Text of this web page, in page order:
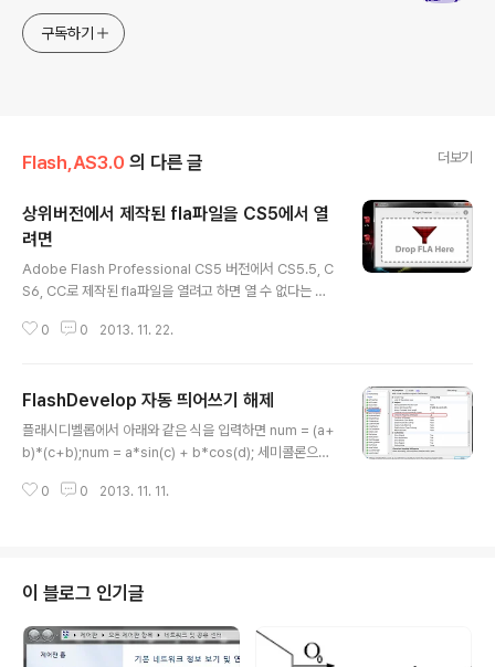
구독하기
Flash,AS3.0 의 다른 글 더보기
상위버전에서 제작된 fla파일을 CS5에서 열
려면
Adobe Flash Professional CS5 버전에서 CS5.5, C
S6, CC로 제작된 fla파일을 열려고 하면 열 수 없다는 오
전의 fla파일들을 CS5에서 열 수 있다.http://ajarprodu
있다. Adobe AIR로 만들어진 프로그램인데 사용방법은
매우 간단하다.바꿀 파일을 Flannel안으로 드래그하면 끝.
이렇게 잘 열린다!! ========================
=============================..
0 0 2013. 11. 22.
FlashDevelop 자동 띄어쓰기 해제
플래시디벨롭에서 아래와 같은 식을 입력하면 num = (a+
b)*(c+b);num = a*sin(c) + b*cos(d); 세미콜론으로
버린다. num = (a + b) * (c + b);num = a * sin(c) + b
사진에서처럼 ASCompletion항목을 클릭해서Helpers
에 있는 Characters Requiring Whitespace를 확인
하고 연산자들을 지운다.(잘못 지웠을 때를 대비해 어떤 연
산자들이 있었는지 기억해 두면 좋을 것이다...)이 때 =..
0 0 2013. 11. 11.
이 블로그 인기글